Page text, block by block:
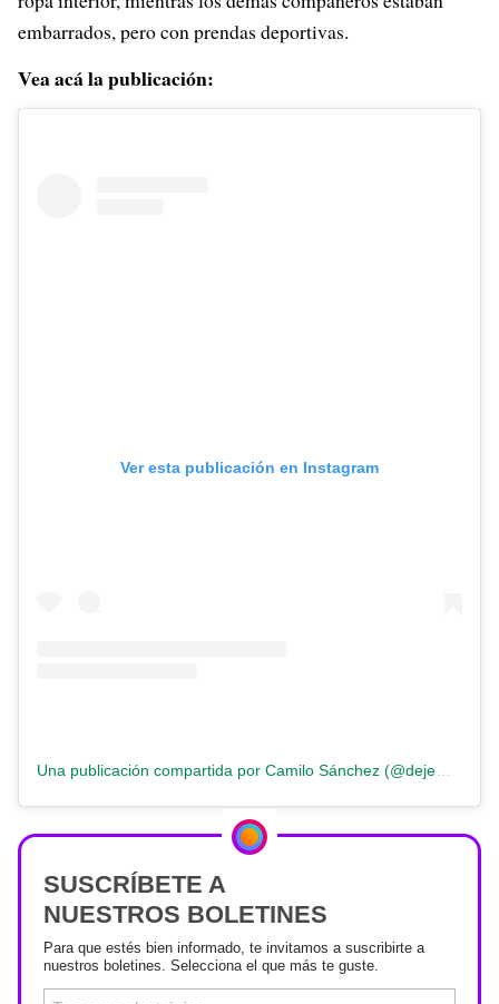
embarrados, pero con prendas deportivas.
Vea acá la publicación:
Ver esta publicación en Instagram
SUSCRÍBETE A
NUESTROS BOLETINES
Para que estés bien informado, te invitamos a suscribirte a
nuestros boletines. Selecciona el que más te guste.